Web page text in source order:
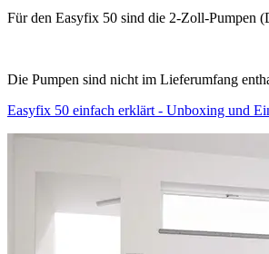
Für den Easyfix 50 sind die 2-Zoll-Pumpen
Die Pumpen sind nicht im Lieferumfang
Easyfix 50 einfach erklärt - Unboxing und